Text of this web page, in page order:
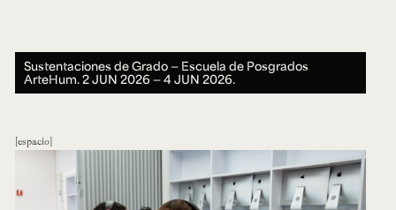
Sustentaciones de Grado ― Escuela de Posgrados
ArteHum.2 JUN 2026 ― 4 JUN 2026.
espacio